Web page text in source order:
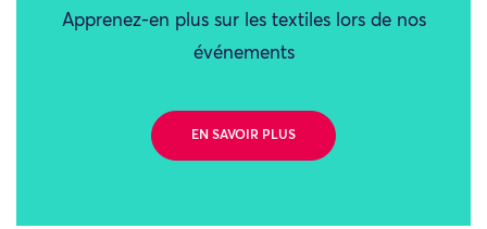
Apprenez-en plus sur les textiles lors de nos
événements
EN SAVOIR PLUS